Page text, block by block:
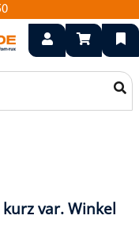
var. Winkel